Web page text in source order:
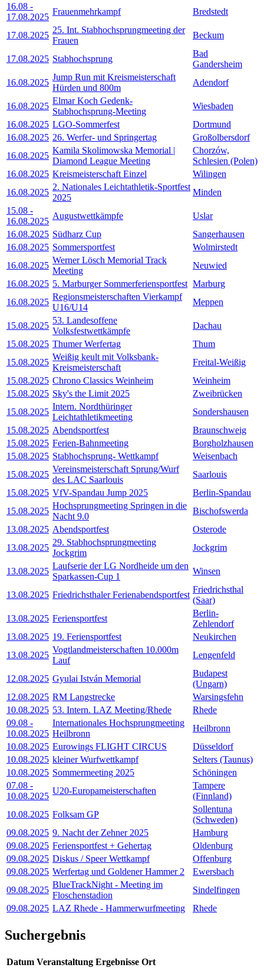
16.08 -
17.08.2025
Frauenmehrkampf Bredstedt
17.08.2025
25. Int. Stabhochsprungmeeting der
Frauen
Beckum
17.08.2025 Stabhochsprung
Bad
Gandersheim
16.08.2025
Jump Run mit Kreismeisterschaft
Hürden und 800m
Adendorf
16.08.2025
Elmar Koch Gedenk-
Stabhochsprung-Meeting
Wiesbaden
16.08.2025 LGO-Sommerfest
Dortmund
16.08.2025 26. Werfer- und Springertag
Großolbersdorf
16.08.2025
Kamila Skolimowska Memorial |
Diamond League Meeting
Chorzów,
Schlesien (Polen)
16.08.2025 Kreismeisterschaft Einzel
Wilingen
16.08.2025
2. Nationales Leichtathletik-Sportfest
2025
Minden
15.08 -
16.08.2025
Augustwettkämpfe
Uslar
16.08.2025 Südharz Cup
Sangerhausen
16.08.2025 Sommersportfest
Wolmirstedt
16.08.2025
Werner Lösch Memorial Track
Meeting
Neuwied
16.08.2025 5. Marburger Sommerferiensportfest Marburg
16.08.2025
Regionsmeisterschaften Vierkampf
U16/U14
Meppen
15.08.2025
53. Landesoffene
Volksfestwettkämpfe
Dachau
15.08.2025 Thumer Werfertag
Thum
15.08.2025
Weißig keult mit Volksbank-
Kreismeisterschaft
Freital-Weißig
15.08.2025 Chrono Classics Weinheim
Weinheim
15.08.2025 Sky's the Limit 2025
Zweibrücken
15.08.2025
Intern. Nordthüringer
Leichtathletikmeeting
Sondershausen
15.08.2025 Abendsportfest
Braunschweig
15.08.2025 Ferien-Bahnmeeting
Borgholzhausen
15.08.2025 Stabhochsprung- Wettkampf
Weisenbach
15.08.2025
Vereinsmeisterschaft Sprung/Wurf
des LAC Saarlouis
Saarlouis
15.08.2025 VfV-Spandau Jump 2025
Berlin-Spandau
15.08.2025
Hochsprungmeeting Springen in die
Nacht 9.0
Bischofswerda
13.08.2025 Abendsportfest
Osterode
13.08.2025
29. Stabhochsprungmeeting
Jockgrim
Jockgrim
13.08.2025
Laufserie der LG Nordheide um den
Sparkassen-Cup 1
Winsen
13.08.2025 Friedrichsthaler Ferienabendsportfest
Friedrichsthal
(Saar)
13.08.2025 Feriensportfest
Berlin-
Zehlendorf
13.08.2025 19. Feriensportfest
Neukirchen
13.08.2025
Vogtlandmeisterschaften 10.000m
Lauf
Lengenfeld
12.08.2025 Gyulai István Memorial
Budapest
(Ungarn)
12.08.2025 RM Langstrecke
Warsingsfehn
10.08.2025 53. Intern. LAZ Meeting/Rhede
Rhede
09.08 -
10.08.2025
Internationales Hochsprungmeeting
Heilbronn
Heilbronn
10.08.2025 Eurowings FLIGHT CIRCUS
Düsseldorf
10.08.2025 kleiner Wurfwettkampf
Selters (Taunus)
10.08.2025 Sommermeeting 2025
Schöningen
07.08 -
10.08.2025
U20-Europameisterschaften
Tampere
(Finnland)
10.08.2025 Folksam GP
Sollentuna
(Schweden)
09.08.2025 9. Nacht der Zehner 2025
Hamburg
09.08.2025 Feriensportfest + Gehertag
Oldenburg
09.08.2025 Diskus / Speer Wettkampf
Offenburg
09.08.2025 Werfertag und Goldener Hammer 2
Ewersbach
09.08.2025
BlueTrackNight - Meeting im
Floschenstadion
Sindelfingen
09.08.2025 LAZ Rhede - Hammerwurfmeeting Rhede
Suchergebnis
Datum Veranstaltung Ergebnisse Ort